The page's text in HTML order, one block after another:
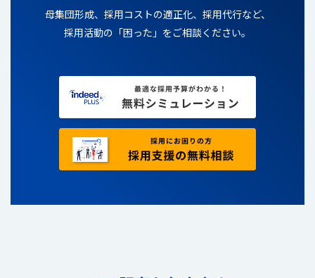
母集団形成、採用コストの適正化、採用代行など、
採用活動の「困った」をご相談ください。